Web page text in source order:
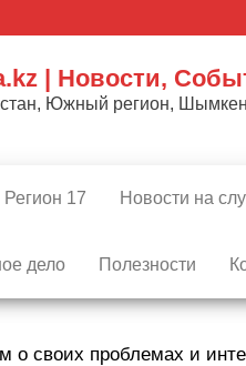
| Новости,
Южный регион,
Регион 17 Новости на
дело Полезности
о своих проблемах и